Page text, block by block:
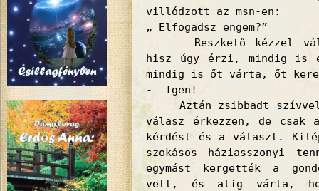
villódzott az msn-en:
„ Elfogadsz engem?”
Reszkető kézzel
hisz úgy érzi, mindig is
mindig is őt várta, őt
- Igen!
Aztán zsibbadt szívvel
válasz érkezzen, de
kérdést és a választ.
szokásos háziasszonyi
egymást kergették a
vett, és alig várta,